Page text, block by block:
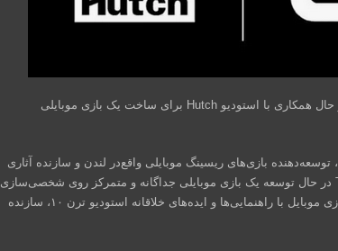
استودیو ترن ۱۰، سازنده مجموعه Forza در حال همکاری با استودیو Hutch برای ساخت یک بازی موبایلی
به‌تازگی مشخص شده است استودیو Hutch، توسعه‌دهنده بازی‌های ریسینگ موبایلی واقع‌در لندن و سازنده آثاری
مثل Rebel Racing، F1 Clash و Top Drives در حال توسعه یک بازی موبایلی جداگانه و متمرکز روی شخصی‌سازی
ماشین است. نکته مهم اینجا است که این بازی موبایل با راهنمایی‌ها و ایده‌های خلاقانه استودیو ترن ۱۰، سازنده